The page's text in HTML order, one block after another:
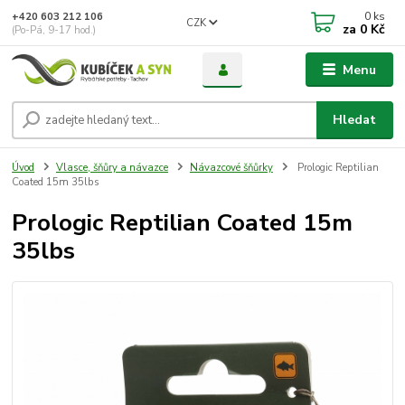
Menu
CZK
Hledat
+420 603 212 106
(Po-Pá, 9-17 hod.)
0 ks
za 0 Kč
Úvod Vlasce, šňůry a návazce Návazcové šňůrky
Prologic Reptilian
Coated 15m 35lbs
Prologic Reptilian Coated 15m
35lbs